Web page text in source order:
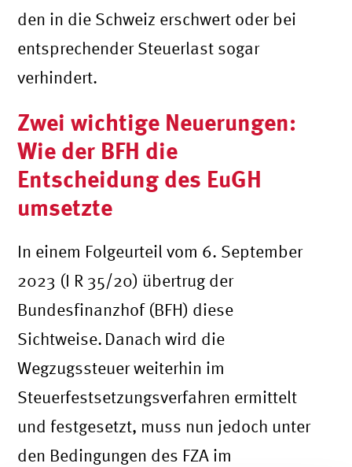
den in die Schweiz erschwert oder bei
entsprechender Steuerlast sogar
verhindert.
Zwei wichtige Neuerungen:
Wie der BFH die
Entscheidung des EuGH
umsetzte
In einem Folgeurteil vom 6. September
2023 (I R 35/20) übertrug der
Bundesfinanzhof (BFH) diese
Sichtweise. Danach wird die
Wegzugssteuer weiterhin im
Steuerfestsetzungsverfahren ermittelt
und festgesetzt, muss nun jedoch unter
den Bedingungen des FZA im